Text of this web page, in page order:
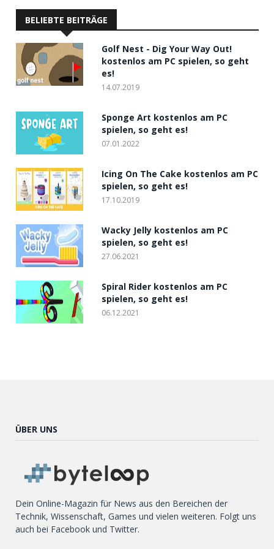
BELIEBTE BEITRÄGE
Golf Nest - Dig Your Way Out!
kostenlos am PC spielen, so geht
es!
14.07.2019
Sponge Art kostenlos am PC
spielen, so geht es!
07.01.2022
Icing On The Cake kostenlos am PC
spielen, so geht es!
17.10.2019
Wacky Jelly kostenlos am PC
spielen, so geht es!
27.06.2021
Spiral Rider kostenlos am PC
spielen, so geht es!
06.12.2021
ÜBER UNS
Dein Online-Magazin für News aus den Bereichen der
Technik, Wissenschaft, Games und vielen weiteren. Folgt uns
auch bei Facebook und Twitter.